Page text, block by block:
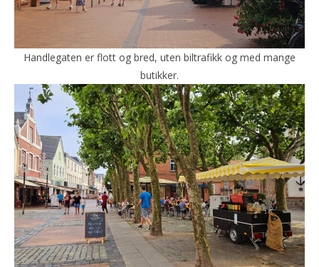
Handlegaten er flott og bred, uten biltrafikk og med mange
butikker.